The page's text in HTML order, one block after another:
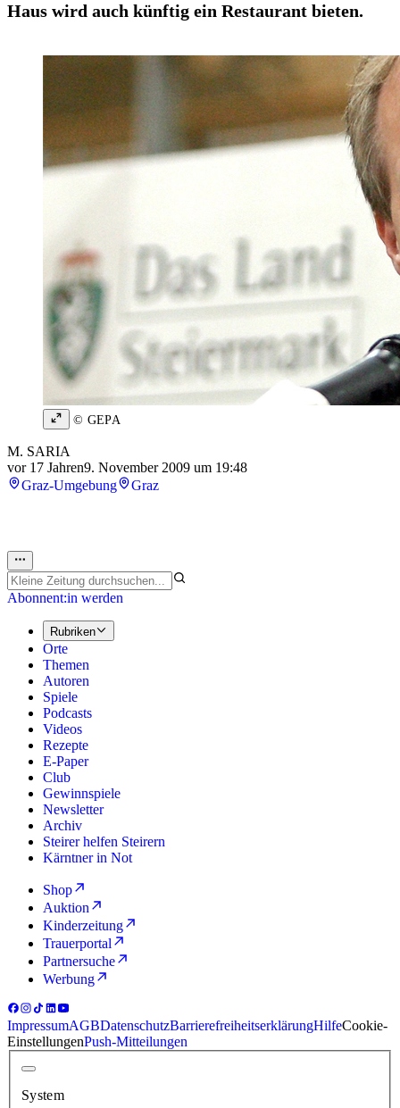
Haus wird auch künftig ein Restaurant bieten.
© GEPA
M. SARIA
vor 17 Jahren9. November 2009 um 19:48
Graz-Umgebung
Graz
Abonnent:in werden
Rubriken
Orte
Themen
Autoren
Spiele
Podcasts
Videos
Rezepte
E-Paper
Club
Gewinnspiele
Newsletter
Archiv
Steirer helfen Steirern
Kärntner in Not
Shop
Auktion
Kinderzeitung
Trauerportal
Partnersuche
Werbung
ImpressumAGBDatenschutzBarrierefreiheitserklärungHilfeCookie-
EinstellungenPush-Mitteilungen
System